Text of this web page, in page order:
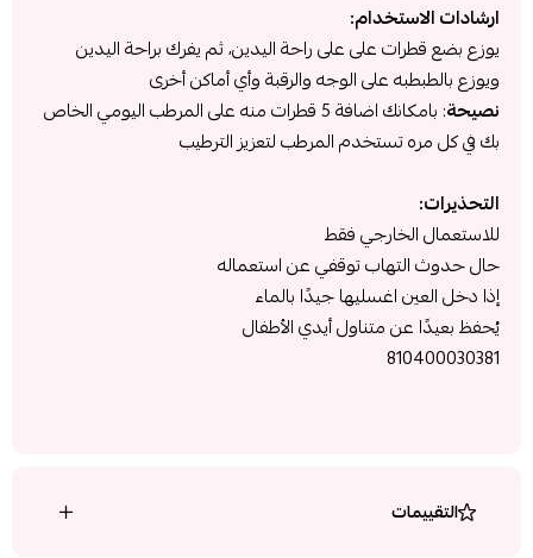
ارشادات الاستخدام:
يوزع بضع قطرات على على راحة اليدين، ثم يفرك براحة اليدين
ويوزع بالطبطبه على الوجه والرقبة وأي أماكن أخرى
نصيحة
: بامكانك اضافة 5 قطرات منه على المرطب اليومي الخاص
بك في كل مره تستخدم المرطب لتعزيز الترطيب
التحذيرات:
للاستعمال الخارجي فقط
حال حدوث التهاب توقفي عن استعماله
إذا دخل العين اغسليها جيدًا بالماء
يُحفظ بعيدًا عن متناول أيدي الأطفال
810400030381
التقييمات